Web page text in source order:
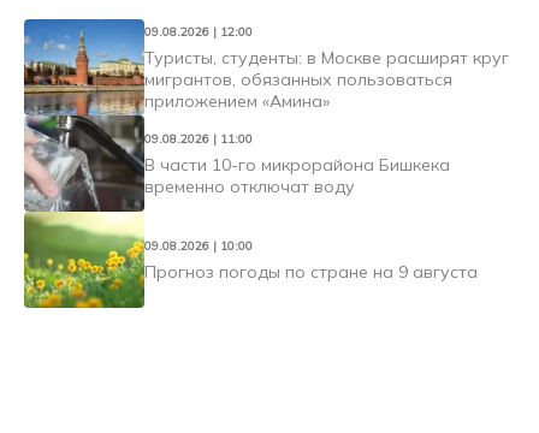
09.08.2026 | 12:00
Туристы, студенты: в Москве расширят круг
мигрантов, обязанных пользоваться
приложением «Амина»
09.08.2026 | 11:00
В части 10-го микрорайона Бишкека
временно отключат воду
09.08.2026 | 10:00
Прогноз погоды по стране на 9 августа